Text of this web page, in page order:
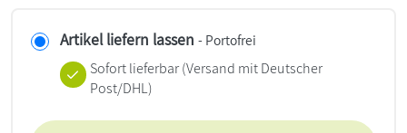
Artikel liefern lassen - Portofrei
Sofort lieferbar(Versand mit Deutscher
Post/DHL)